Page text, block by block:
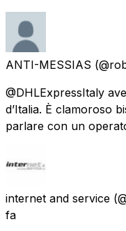
ANTI-MESSIAS
@DHLExpressItaly
d’Italia. È clamoroso
parlare con un
internet and service
fa